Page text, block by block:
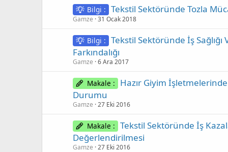
Bilgi : Tekstil Sektöründe Tozla
Gamze 31 Ocak 2018
Bilgi : Tekstil Sektöründe İş Sağlığı
Farkındalığı
Gamze 6 Ara 2017
Makale :
Hazır Giyim
Durumu
Gamze 27 Eki 2016
Makale : Tekstil Sektöründe İş
Değerlendirilmesi
Gamze 27 Eki 2016